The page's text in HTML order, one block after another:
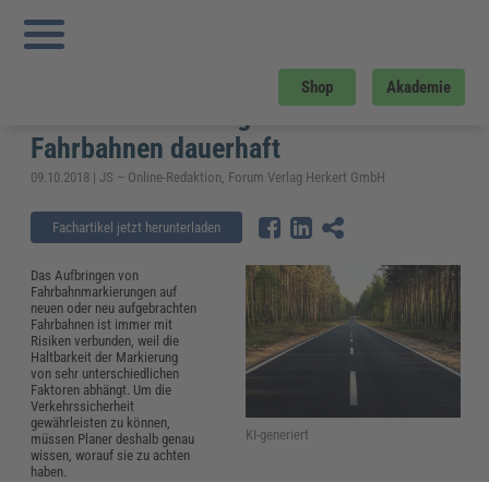
Shop Akademie
Sie sind hier:
Fahrbahnmarkierung – so haften Straßenmarkierungen auf neuen Fahrbahnen
dauerhaft
Fahrbahnmarkierung – so haften
Straßenmarkierungen auf neuen
Fahrbahnen dauerhaft
09.10.2018 | JS – Online-Redaktion, Forum Verlag Herkert GmbH
Fachartikel jetzt herunterladen
KI-generiert
Das Aufbringen von
Fahrbahnmarkierungen auf
neuen oder neu aufgebrachten
Fahrbahnen ist immer mit
Risiken verbunden, weil die
Haltbarkeit der Markierung
von sehr unterschiedlichen
Faktoren abhängt. Um die
Verkehrssicherheit
gewährleisten zu können,
müssen Planer deshalb genau
wissen, worauf sie zu achten
haben.